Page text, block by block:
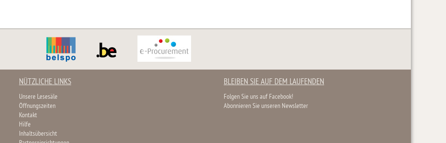
NÜTZLICHE LINKS
Unsere Lesesäle
Öffnungszeiten
Kontakt
Hilfe
Inhaltsübersicht
BLEIBEN SIE AUF DEM LAUFENDEN
Folgen Sie uns auf Facebook!
Abonnieren Sie unseren Newsletter